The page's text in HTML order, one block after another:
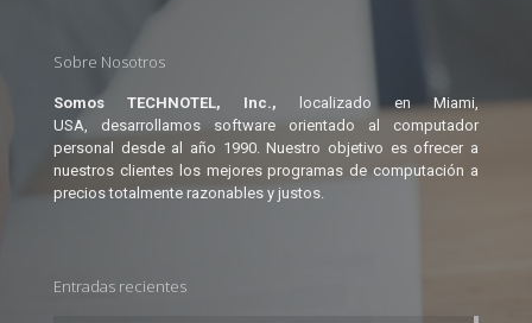
Sobre Nosotros
Somos TECHNOTEL, Inc.,
localizado en Miami,
USA, desarrollamos software orientado al computador
personal desde al año 1990. Nuestro objetivo es ofrecer a
nuestros clientes los mejores programas de computación a
precios totalmente razonables y justos.
Entradas recientes